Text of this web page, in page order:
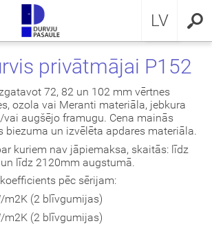
LV
RU
privātmājai P152
72, 82 un 102 mm vērtnes
ozola vai Meranti materiāla, jebkura
vai augšējo framugu. Cena mainās
biezuma un izvēlēta apdares materiāla.
kuriem nav jāpiemaksa, skaitās: līdz
līdz 2120mm augstumā.
pēc sērijam:
m2K (2 blīvgumijas)
m2K (2 blīvgumijas)
durvis